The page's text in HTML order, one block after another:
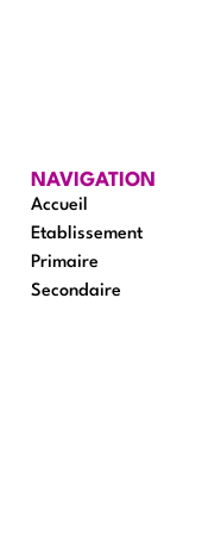
NAVIGATION
Accueil
Etablissement
Primaire
Secondaire